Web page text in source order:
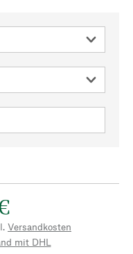
Versandkosten
mit DHL